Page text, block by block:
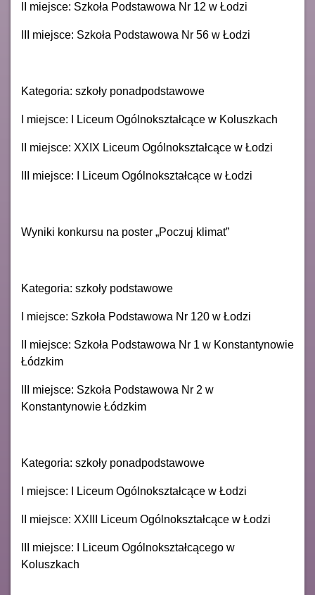
II miejsce: Szkoła Podstawowa Nr 12 w Łodzi
III miejsce: Szkoła Podstawowa Nr 56 w Łodzi
Kategoria: szkoły ponadpodstawowe
I miejsce: I Liceum Ogólnokształcące w Koluszkach
II miejsce: XXIX Liceum Ogólnokształcące w Łodzi
III miejsce: I Liceum Ogólnokształcące w Łodzi
Wyniki konkursu na poster „Poczuj klimat”
Kategoria: szkoły podstawowe
I miejsce: Szkoła Podstawowa Nr 120 w Łodzi
II miejsce: Szkoła Podstawowa Nr 1 w Konstantynowie
Łódzkim
III miejsce: Szkoła Podstawowa Nr 2 w
Konstantynowie Łódzkim
Kategoria: szkoły ponadpodstawowe
I miejsce: I Liceum Ogólnokształcące w Łodzi
II miejsce: XXIII Liceum Ogólnokształcące w Łodzi
III miejsce: I Liceum Ogólnokształcącego w
Koluszkach